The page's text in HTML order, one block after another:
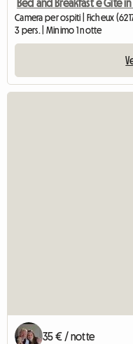
Bed and Breakfast e Gîte
Camera per ospiti | Ficheux
3 pers. | Minimo 1 notte
35 € / notte